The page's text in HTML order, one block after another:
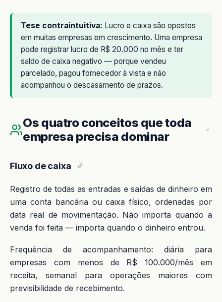
Tese contraintuitiva: Lucro e caixa são opostos
em muitas empresas em crescimento. Uma empresa
pode registrar lucro de R$ 20.000 no mês e ter
saldo de caixa negativo — porque vendeu
parcelado, pagou fornecedor à vista e não
acompanhou o descasamento de prazos.
Os quatro conceitos que toda
empresa precisa dominar
Fluxo de caixa
Registro de todas as entradas e saídas de dinheiro em
uma conta bancária ou caixa físico, ordenadas por
data real de movimentação. Não importa quando a
venda foi feita — importa quando o dinheiro entrou.
Frequência de acompanhamento: diária para
empresas com menos de R$ 100.000/mês em
receita, semanal para operações maiores com
previsibilidade de recebimento.